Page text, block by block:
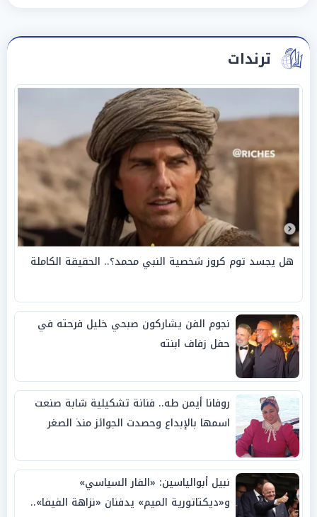
ترندات
هل يجسد توم كروز شخصية النبي محمد؟.. الحقيقة الكاملة
نجوم الفن يشاركون صبحي خليل فرحته في
حفل زفاف ابنته
روفانا أيمن طه.. فنانة تشكيلية شابة صنعت
اسمها بالإبداع وحصدت الجوائز منذ الصغر
نبيل أبوالياسين: «الفار السياسي»
و«ديكتاتورية الميم» يدفنان «نزاهة الفيفا»..